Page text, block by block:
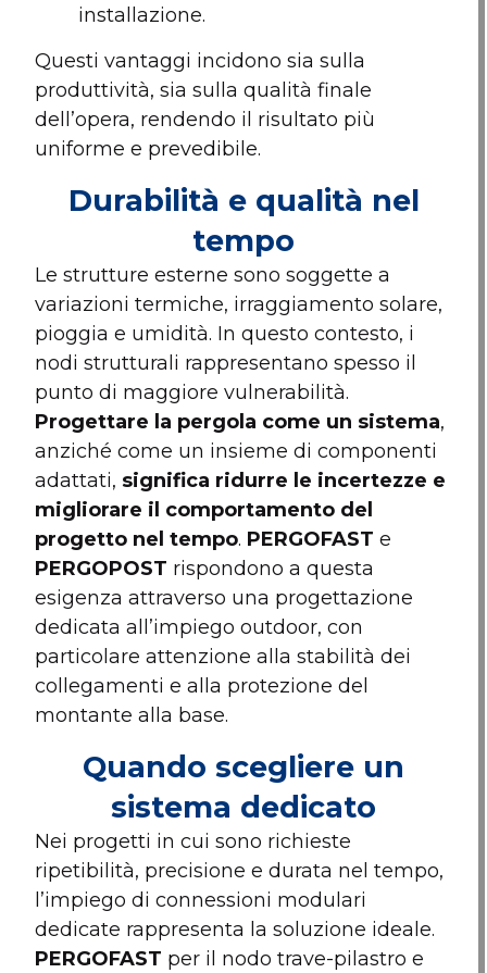
installazione.
Questi vantaggi incidono sia sulla
produttività, sia sulla qualità finale
dell’opera, rendendo il risultato più
uniforme e prevedibile.
Durabilità e qualità nel
tempo
Le strutture esterne sono soggette a
variazioni termiche, irraggiamento solare,
pioggia e umidità. In questo contesto, i
nodi strutturali rappresentano spesso il
punto di maggiore vulnerabilità.
Progettare la pergola come un sistema,
anziché come un insieme di componenti
adattati, significa ridurre le incertezze e
migliorare il comportamento del
progetto nel tempo. PERGOFAST e
PERGOPOST rispondono a questa
esigenza attraverso una progettazione
dedicata all’impiego outdoor, con
particolare attenzione alla stabilità dei
collegamenti e alla protezione del
montante alla base.
Quando scegliere un
sistema dedicato
Nei progetti in cui sono richieste
ripetibilità, precisione e durata nel tempo,
l’impiego di connessioni modulari
dedicate rappresenta la soluzione ideale.
PERGOFAST per il nodo trave-pilastro e